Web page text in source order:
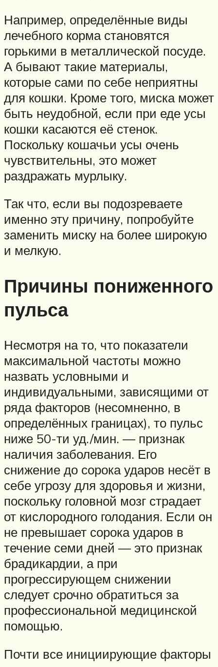
Например, определённые виды
лечебного корма становятся
горькими в металлической посуде.
А бывают такие материалы,
которые сами по себе неприятны
для кошки. Кроме того, миска может
быть неудобной, если при еде усы
кошки касаются её стенок.
Поскольку кошачьи усы очень
чувствительны, это может
раздражать мурлыку.
Так что, если вы подозреваете
именно эту причину, попробуйте
заменить миску на более широкую
и мелкую.
Причины пониженного
пульса
Несмотря на то, что показатели
максимальной частоты можно
назвать условными и
индивидуальными, зависящими от
ряда факторов (несомненно, в
определённых границах), то пульс
ниже 50-ти уд./мин. — признак
наличия заболевания. Его
снижение до сорока ударов несёт в
себе угрозу для здоровья и жизни,
поскольку головной мозг страдает
от кислородного голодания. Если он
не превышает сорока ударов в
течение семи дней — это признак
брадикардии, а при
прогрессирующем снижении
следует срочно обратиться за
профессиональной медицинской
помощью.
Почти все инициирующие факторы